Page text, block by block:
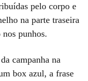
pelo corpo e
na parte traseira
punhos.
campanha na
box azul, a frase